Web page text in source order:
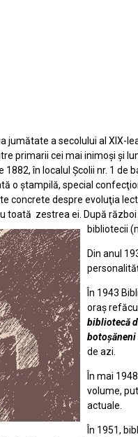
jumătate a secolului al
primarii cei mai inimoşi şi
în localul Şcolii nr. 1
o ştampilă, special
concrete despre evoluţia
toată zestrea ei. După
bibliotecii
Din anul
În 1943
oraş
bibliotecă
botoşăneni
de azi.
În mai
volume,
actuale.
În 1951,